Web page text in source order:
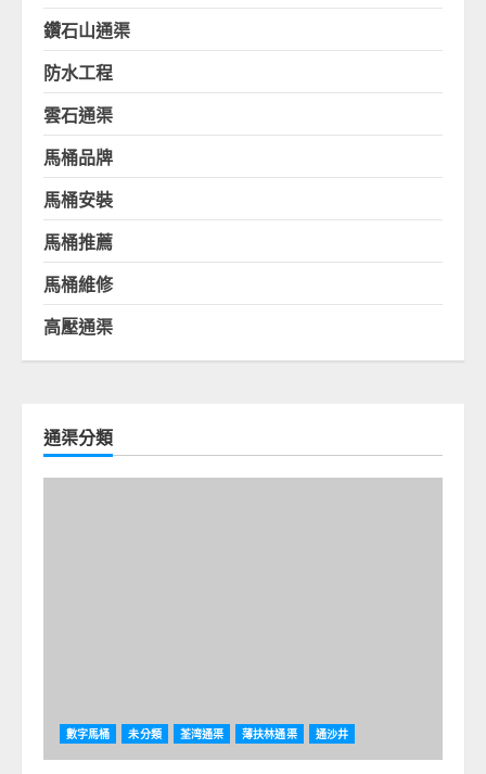
鑽石山通渠
防水工程
雲石通渠
馬桶品牌
馬桶安裝
馬桶推薦
馬桶維修
高壓通渠
通渠分類
數字馬桶 未分類 荃湾通渠 薄扶林通渠 通沙井